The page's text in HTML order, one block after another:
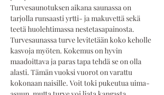
Turvesaunotuksen aikana saunassa on
tarjolla runsaasti yrtti- ja makuvettä sekä
teetä huolehtimassa nestetasapainosta.
Turvesaunassa turve levitetään koko keholle
kasvoja myöten. Kokemus on hyvin
maadoittava ja paras tapa tehdä se on olla
alasti. Tämän vuoksi vuorot on varattu
kokonaan naisille. Voit toki pukeutua uima-